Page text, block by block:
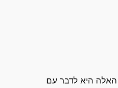
היא לדבר עם